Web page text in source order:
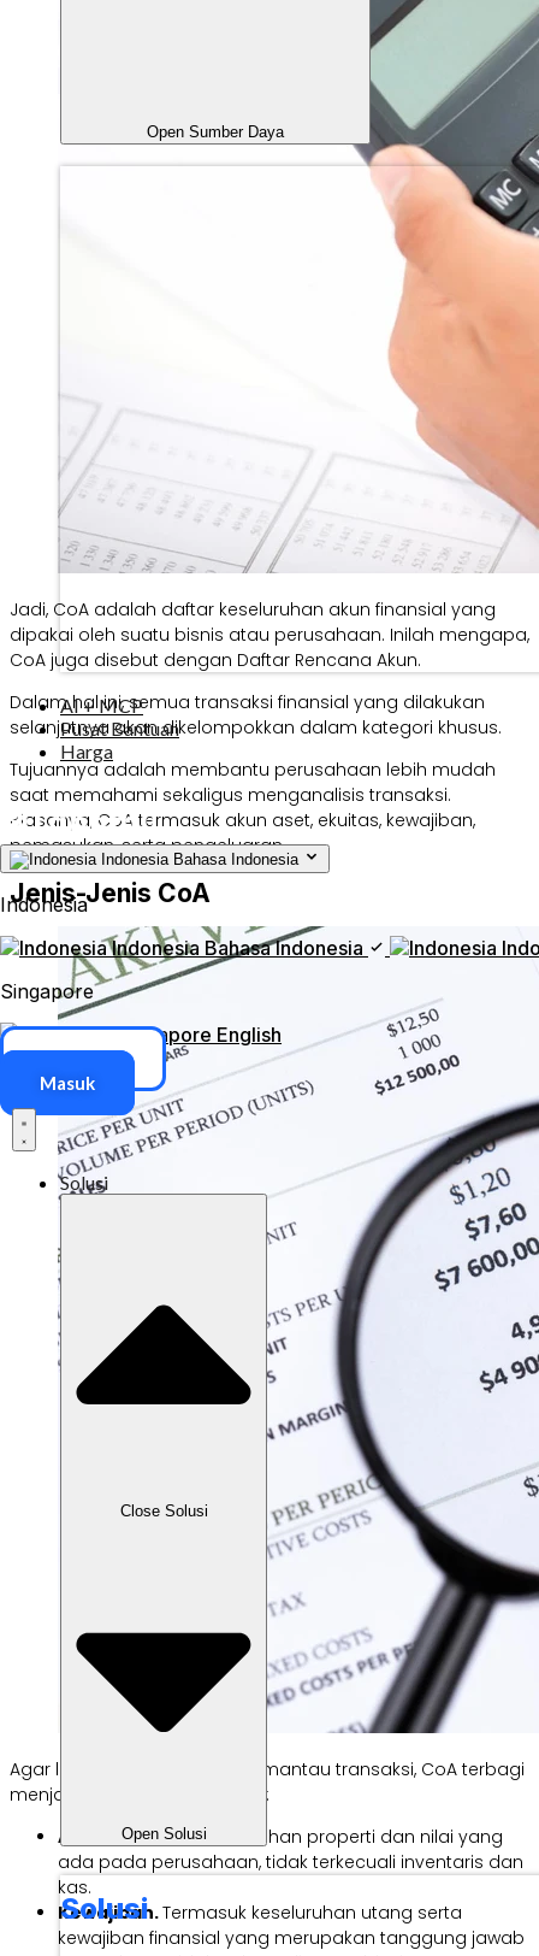
Open Sumber Daya
AI + MCP
Pusat Bantuan
Harga
Indonesia Bahasa Indonesia
Indonesia
Indonesia Bahasa Indonesia
Singapore
Singapore English
Masuk
Solusi
Close Solusi
Open Solusi
Solusi
Jadi, CoA adalah daftar keseluruhan akun finansial yang
dipakai oleh suatu bisnis atau perusahaan. Inilah mengapa,
CoA juga disebut dengan Daftar Rencana Akun.
Dalam hal ini, semua transaksi finansial yang dilakukan
selanjutnya akan dikelompokkan dalam kategori khusus.
Tujuannya adalah membantu perusahaan lebih mudah
saat memahami sekaligus menganalisis transaksi.
Biasanya, CoA termasuk akun aset, ekuitas, kewajiban,
pemasukan, serta pengeluaran.
Jenis-Jenis CoA
Agar lebih mudah dalam memantau transaksi, CoA terbagi
menjadi beberapa jenis, yaitu:
Aset.
Termasuk keseluruhan properti dan nilai yang
ada pada perusahaan, tidak terkecuali inventaris dan
kas.
Kewajiban.Termasuk keseluruhan utang serta
kewajiban finansial yang merupakan tanggung jawab